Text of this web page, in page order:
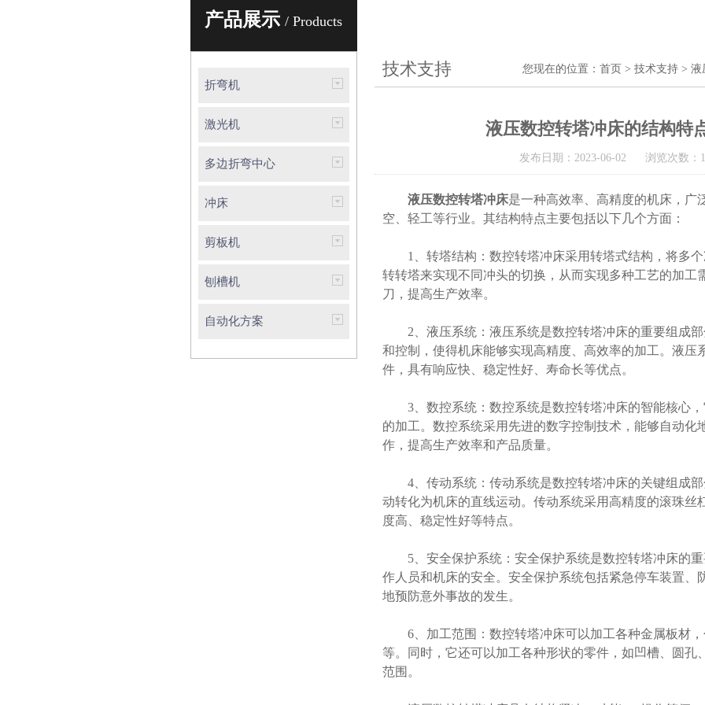
产品展示/ Products
折弯机
激光机
多边折弯中心
冲床
剪板机
刨槽机
自动化方案
技术支持 您现在的位置：首页 >技术支持 > 液
液压数控转塔冲床的结构特
发布日期：2023-06-02 浏览次数：
液压数控转塔冲床是一种高效率、高精度的机床，广
空、轻工等行业。其结构特点主要包括以下几个方面：
1、转塔结构：数控转塔冲床采用转塔式结构，将多个
转转塔来实现不同冲头的切换，从而实现多种工艺的加工
刀，提高生产效率。
2、液压系统：液压系统是数控转塔冲床的重要组成部
和控制，使得机床能够实现高精度、高效率的加工。液压
件，具有响应快、稳定性好、寿命长等优点。
3、数控系统：数控系统是数控转塔冲床的智能核心，
的加工。数控系统采用先进的数字控制技术，能够自动化
作，提高生产效率和产品质量。
4、传动系统：传动系统是数控转塔冲床的关键组成部
动转化为机床的直线运动。传动系统采用高精度的滚珠丝
度高、稳定性好等特点。
5、安全保护系统：安全保护系统是数控转塔冲床的重
作人员和机床的安全。安全保护系统包括紧急停车装置、
地预防意外事故的发生。
6、加工范围：数控转塔冲床可以加工各种金属板材，
等。同时，它还可以加工各种形状的零件，如凹槽、圆孔
范围。